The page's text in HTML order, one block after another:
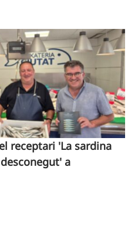
receptari 'La sardina
a